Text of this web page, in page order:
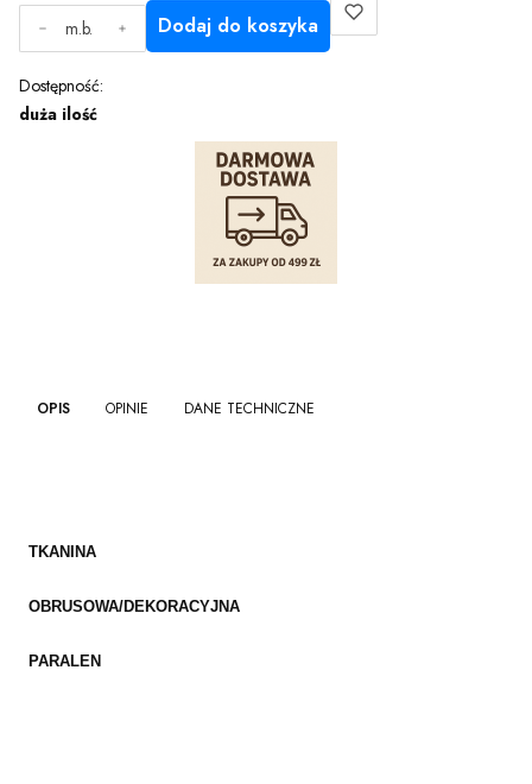
m.b.
Dodaj do koszyka
Dostępność:
duża ilość
OPIS OPINIE DANE TECHNICZNE
TKANINA
OBRUSOWA/DEKORACYJNA
PARALEN